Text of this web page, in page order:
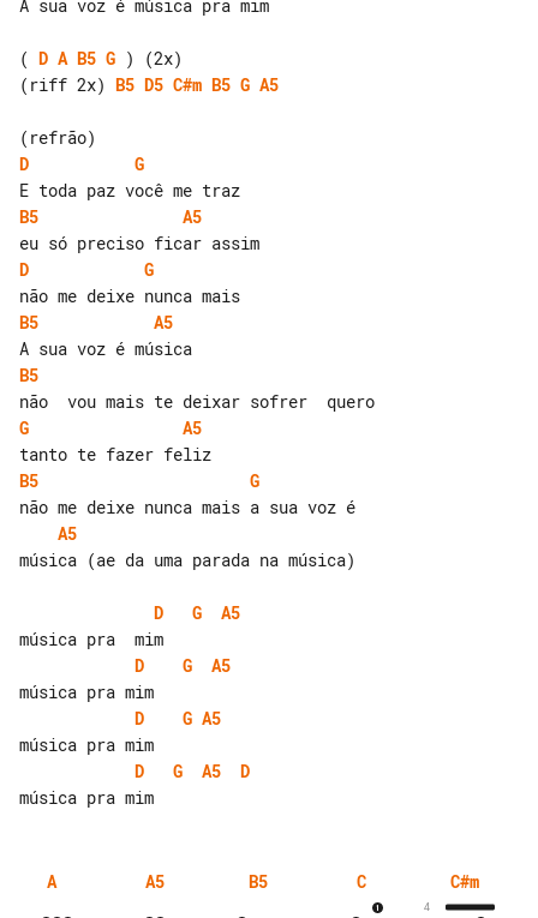
A sua voz é música pra mim
( D A B5 G
(riff 2x) B5 D5 C#m B5 G A5
D
G
B5
A5
D
G
B5
A5
B5
G
A5
B5
G
A5
música (ae da uma parada na música)
D G
A5
D
G
A5
D
G A5
D
G A5
D
A A5 B5 C C#m
4